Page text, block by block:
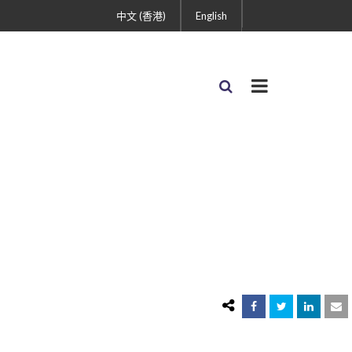
English
中文 (香港)